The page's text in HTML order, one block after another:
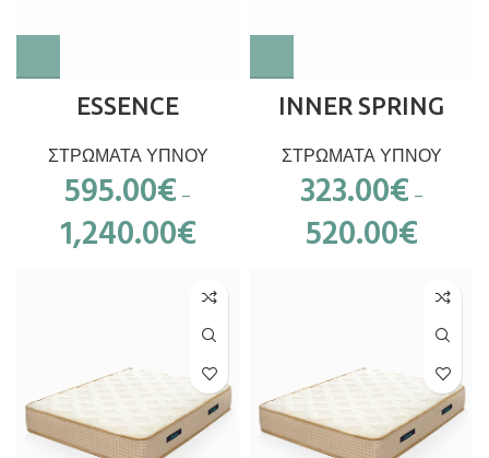
ESSENCE
ΣΤΡΩΜΑΤΑ ΥΠΝΟΥ
595.00€ –
1,240.00€
INNER SPRING
ΣΤΡΩΜΑΤΑ ΥΠΝΟΥ
323.00€ –
520.00€